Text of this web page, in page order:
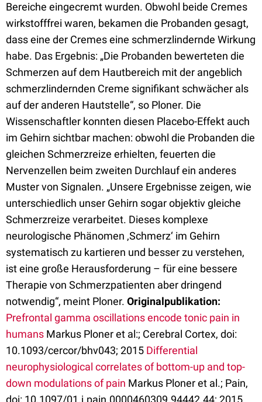
Bereiche eingecremt wurden. Obwohl beide Cremes
wirkstofffrei waren, bekamen die Probanden gesagt,
dass eine der Cremes eine schmerzlindernde Wirkung
habe. Das Ergebnis: „Die Probanden bewerteten die
Schmerzen auf dem Hautbereich mit der angeblich
schmerzlindernden Creme signifikant schwächer als
auf der anderen Hautstelle“, so Ploner. Die
Wissenschaftler konnten diesen Placebo-Effekt auch
im Gehirn sichtbar machen: obwohl die Probanden die
gleichen Schmerzreize erhielten, feuerten die
Nervenzellen beim zweiten Durchlauf ein anderes
Muster von Signalen. „Unsere Ergebnisse zeigen, wie
unterschiedlich unser Gehirn sogar objektiv gleiche
Schmerzreize verarbeitet. Dieses komplexe
neurologische Phänomen ‚Schmerz‘ im Gehirn
systematisch zu kartieren und besser zu verstehen,
ist eine große Herausforderung – für eine bessere
Therapie von Schmerzpatienten aber dringend
notwendig“, meint Ploner. Originalpublikation:
Prefrontal gamma oscillations encode tonic pain in
humans Markus Ploner et al:; Cerebral Cortex, doi:
10.1093/cercor/bhv043; 2015 Differential
neurophysiological correlates of bottom-up and top-
down modulations of pain Markus Ploner et al.; Pain,
doi: 10.1097/01.j.pain.0000460309.94442.44; 2015